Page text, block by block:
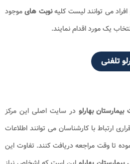
می توانند لیست کلیهنوبت هایموجود
یک مورد اقدام نمایند.
تلفنی
بیمارستان بهارلو در سایت اصلی این مرکز
ارتباط با کارشناسان می توانند اطلاعات
تا وقت مراجعه دریافت کنند. تفاوت این